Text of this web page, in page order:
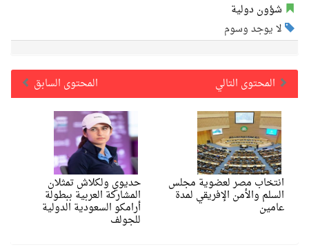
شؤون دولية
لا يوجد وسوم
المحتوى السابق المحتوى التالي
حديوي ولكلاش تمثلان
المشاركة العربية ببطولة
أرامكو السعودية الدولية
للجولف
انتخاب مصر لعضوية مجلس
السلم والأمن الإفريقي لمدة
عامين